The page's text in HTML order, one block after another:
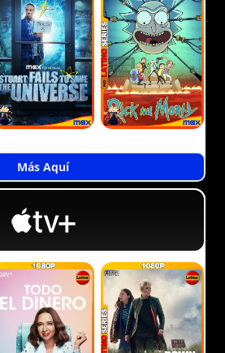
Más Aquí